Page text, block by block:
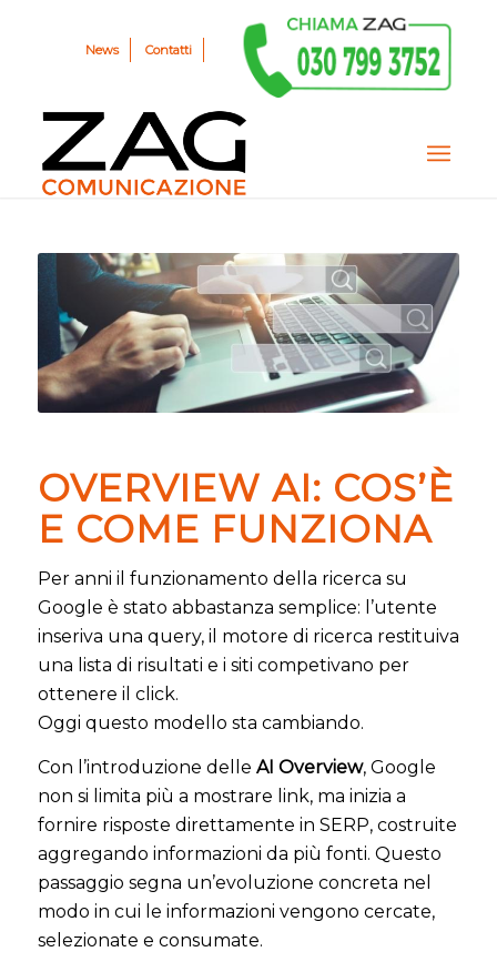
News Contatti
OVERVIEW AI: COS’È
E COME FUNZIONA
Per anni il funzionamento della ricerca su
Google è stato abbastanza semplice: l’utente
inseriva una query, il motore di ricerca restituiva
una lista di risultati e i siti competivano per
ottenere il click.
Oggi questo modello sta cambiando.
Con l’introduzione delle AI Overview, Google
non si limita più a mostrare link, ma inizia a
fornire risposte direttamente in SERP, costruite
aggregando informazioni da più fonti. Questo
passaggio segna un’evoluzione concreta nel
modo in cui le informazioni vengono cercate,
selezionate e consumate.